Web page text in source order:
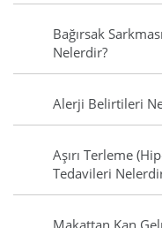
Bağırsak
Nelerdir?
Alerji Belirtileri
Aşırı Terleme
Tedavileri